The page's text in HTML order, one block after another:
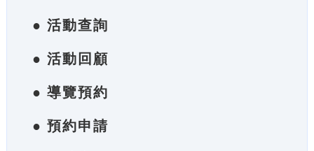
● 活動查詢
● 活動回顧
● 導覽預約
● 預約申請